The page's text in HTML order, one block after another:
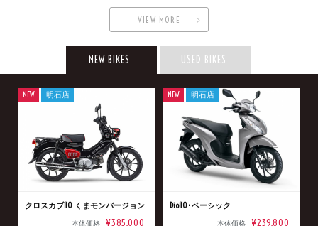
VIEW MORE
NEW BIKES USED BIKES
クロスカブ110 くまモンバージョン
本体価格 ¥385,000
NEW 明石店
Dio110･ベーシック
本体価格 ¥239,800
NEW 明石店